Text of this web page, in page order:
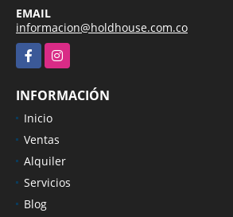
EMAIL
informacion@holdhouse.com.co
FacebookInstagram
INFORMACIÓN
Inicio
Ventas
Alquiler
Servicios
Blog